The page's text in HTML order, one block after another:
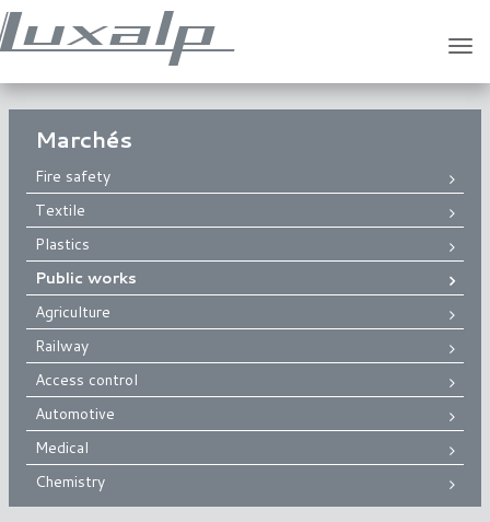
Marchés
Fire safety
Textile
Plastics
Public works
Agriculture
Railway
Access control
Automotive
Medical
Chemistry